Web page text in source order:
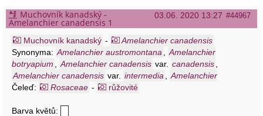
03.06. 2020 13:27 #44967
Muchovník kanadský -
Amelanchier canadensis 1
Muchovník kanadský -
Amelanchier canadensis
Synonyma: Amelanchier austromontana
Amelanchier
botryapium
Amelanchier canadensis var. canadensis
Amelanchier canadensis var. intermedia
Amelanchier
canadensisvar.oblongifolia,Amelanchier canadensis
Amelanchier neumanniana
Čeleď: Rosaceae - růžovité
Barva květů: